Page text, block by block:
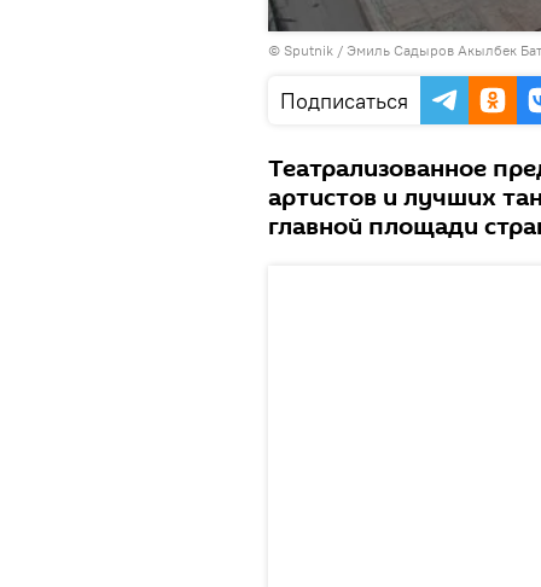
Воспроизвести
видео
© Sputnik / Эмиль Садыров Акылбек
Подписаться
Театрализованное
артистов и лучших
главной площади